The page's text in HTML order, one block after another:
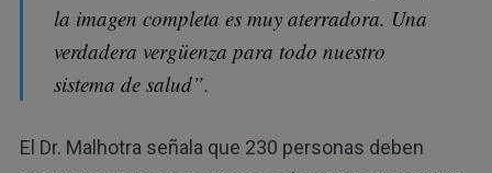
la imagen completa es muy aterradora. Una
verdadera vergüenza para todo nuestro
sistema de salud”.
El Dr. Malhotra señala que 230 personas deben